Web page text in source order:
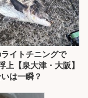
イトチニングで
上【泉大津・大阪】
は一瞬？